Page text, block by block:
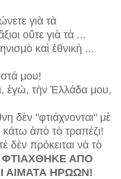
γιὰ τὰ
οὔτε γιὰ τὰ ...
καὶ ἐθνικὴ ...
μου!
ἐγώ, τὴν Ἑλλάδα μου,
δὲν "φτιάχνονται" μὲ
ἀπὸ τὸ τραπέζι!
δὲν πρόκειται νὰ τὸ
ΑΠΟ
ΑΙΜΑΤΑ ΗΡΩΩΝ!